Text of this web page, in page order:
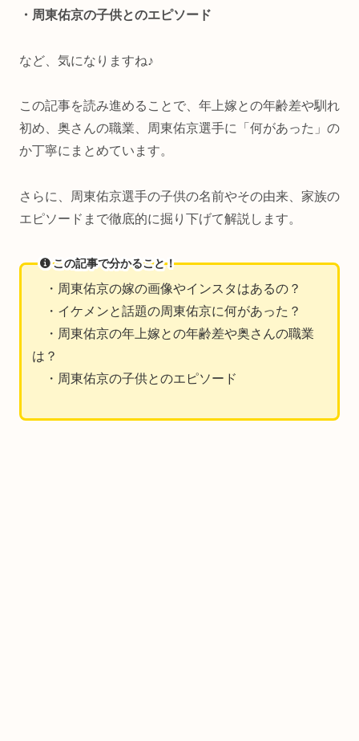
・周東佑京の子供とのエピソード
など、気になりますね♪
この記事を読み進めることで、年上嫁との年齢差や馴れ
初め、奥さんの職業、周東佑京選手に「何があった」の
か丁寧にまとめています。
さらに、周東佑京選手の子供の名前やその由来、家族の
エピソードまで徹底的に掘り下げて解説します。
この記事で分かること！
・周東佑京の嫁の画像やインスタはあるの？
・イケメンと話題の周東佑京に何があった？
・周東佑京の年上嫁との年齢差や奥さんの職業
は？
・周東佑京の子供とのエピソード